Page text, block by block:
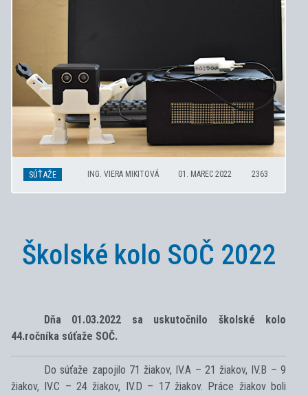
SÚŤAŽE ING. VIERA MIKITOVÁ 01. MAREC 2022 2363
Školské kolo SOČ 2022
Dňa 01.03.2022 sa uskutočnilo školské kolo
44.ročníka súťaže SOČ.
Do súťaže zapojilo 71 žiakov, IV.A – 21 žiakov, IV.B – 9
žiakov, IV.C – 24 žiakov, IV.D – 17 žiakov. Práce žiakov boli